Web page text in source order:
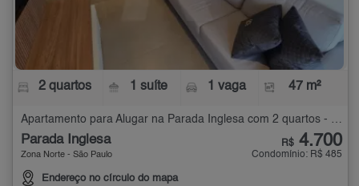
2 quartos 1 suíte 1 vaga 47 m²
Parada Inglesa
Zona Norte - São Paulo
Endereço no círculo do mapa
R$ 4.700
Condomínio: R$ 485